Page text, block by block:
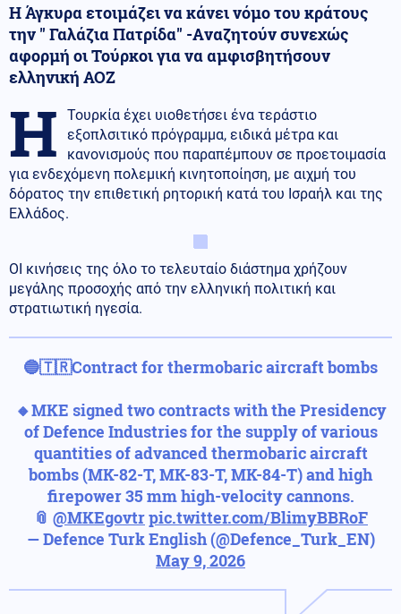
Η Άγκυρα ετοιμάζει να κάνει νόμο του κράτους
την " Γαλάζια Πατρίδα" -Aναζητούν συνεχώς
αφορμή οι Τούρκοι για να αμφισβητήσουν
ελληνική ΑΟΖ
Η
Τουρκία έχει υιοθετήσει ένα τεράστιο
εξοπλσιτικό πρόγραμμα, ειδικά μέτρα και
κανονισμούς που παραπέμπουν σε προετοιμασία
για ενδεχόμενη πολεμική κινητοποίηση, με αιχμή του
δόρατος την επιθετική ρητορική κατά του Ισραήλ και της
Ελλάδος.
ΟΙ κινήσεις της όλο το τελευταίο διάστημα χρήζουν
μεγάλης προσοχής από την ελληνική πολιτική και
στρατιωτική ηγεσία.
🔵🇹🇷Contract for thermobaric aircraft bombs
🔸MKE signed two contracts with the Presidency
of Defence Industries for the supply of various
quantities of advanced thermobaric aircraft
bombs (MK-82-T, MK-83-T, MK-84-T) and high
firepower 35 mm high-velocity cannons.
📎 @MKEgovtrpic.twitter.com/BlimyBBRoF
— Defence Turk English (@Defence_Turk_EN)
May 9, 2026